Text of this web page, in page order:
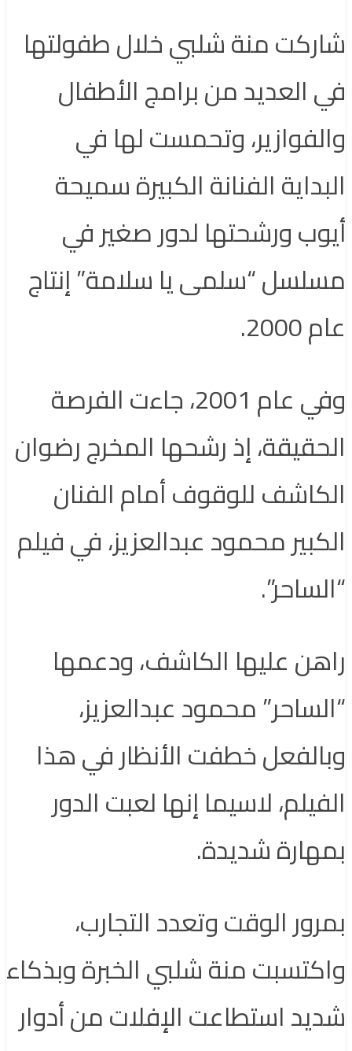
شاركت منة شلبي خلال طفولتها
في العديد من برامج الأطفال
والفوازير، وتحمست لها في
البداية الفنانة الكبيرة سميحة
أيوب ورشحتها لدور صغير في
مسلسل “سلمى يا سلامة” إنتاج
عام 2000.
وفي عام 2001، جاءت الفرصة
الحقيقة، إذ رشحها المخرج رضوان
الكاشف للوقوف أمام الفنان
الكبير محمود عبدالعزيز، في فيلم
“الساحر”.
راهن عليها الكاشف، ودعمها
“الساحر” محمود عبدالعزيز،
وبالفعل خطفت الأنظار في هذا
الفيلم، لاسيما إنها لعبت الدور
بمهارة شديدة.
بمرور الوقت وتعدد التجارب،
واكتسبت منة شلبي الخبرة وبذكاء
شديد استطاعت الإفلات من أدوار